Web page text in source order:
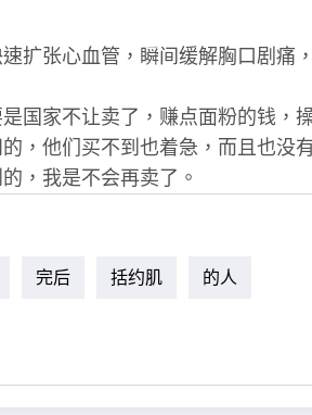
扩张心血管，瞬间缓解胸口剧痛，
国家不让卖了，赚点面粉的钱，
，他们买不到也着急，而且也没
，我是不会再卖了。
完后 括约肌 的人